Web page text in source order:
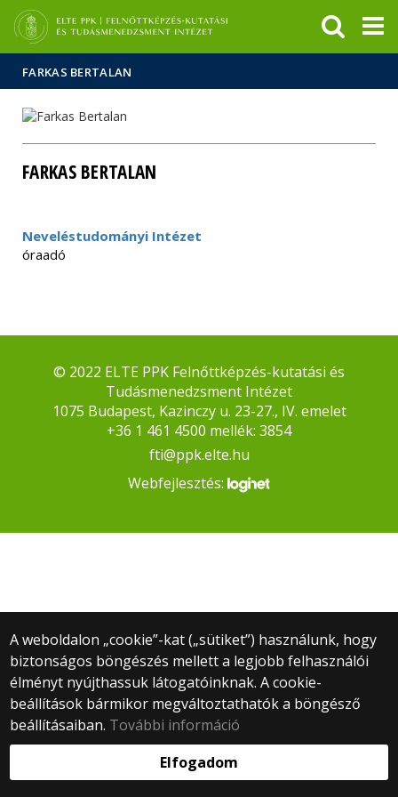
Hírek
Események
ELTE a
sajtóban
FARKAS BERTALAN
FARKAS BERTALAN
Neveléstudományi Intézet
óraadó
A weboldalon „cookie”-kat („sütiket”) használunk, hogy
biztonságos böngészés mellett a legjobb felhasználói
élményt nyújthassuk látogatóinknak. A cookie-
beállítások bármikor megváltoztathatók a böngésző
beállításaiban. További információ
Elfogadom
© 2022 ELTE PPK Felnőttképzés-kutatási és
Tudásmenedzsment Intézet
1075 Budapest, Kazinczy u. 23-27., IV. emelet
+36 1 461 4500 mellék: 3854
fti@ppk.elte.hu
Webfejlesztés: